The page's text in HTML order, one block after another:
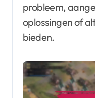
probleem,
oplossingen of
bieden.